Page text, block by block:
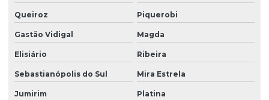
Queiroz Piquerobi
Gastão Vidigal Magda
Elisiário Ribeira
Sebastianópolis do Sul Mira Estrela
Jumirim Platina